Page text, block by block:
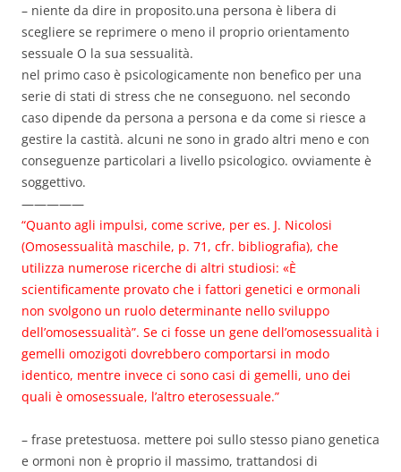
– niente da dire in proposito.una persona è libera di
scegliere se reprimere o meno il proprio orientamento
sessuale O la sua sessualità.
nel primo caso è psicologicamente non benefico per una
serie di stati di stress che ne conseguono. nel secondo
caso dipende da persona a persona e da come si riesce a
gestire la castità. alcuni ne sono in grado altri meno e con
conseguenze particolari a livello psicologico. ovviamente è
soggettivo.
—————
“Quanto agli impulsi, come scrive, per es. J. Nicolosi
(Omosessualità maschile, p. 71, cfr. bibliografia), che
utilizza numerose ricerche di altri studiosi: «È
scientificamente provato che i fattori genetici e ormonali
non svolgono un ruolo determinante nello sviluppo
dell’omosessualità”. Se ci fosse un gene dell’omosessualità i
gemelli omozigoti dovrebbero comportarsi in modo
identico, mentre invece ci sono casi di gemelli, uno dei
quali è omosessuale, l’altro eterosessuale.”
– frase pretestuosa. mettere poi sullo stesso piano genetica
e ormoni non è proprio il massimo, trattandosi di